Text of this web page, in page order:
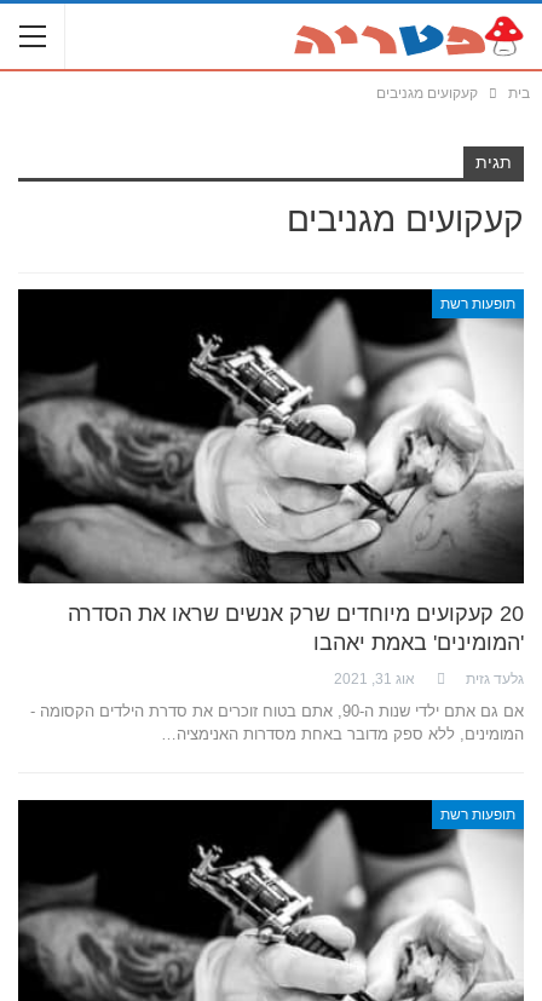
בית קעקועים מגניבים
תגית
קעקועים מגניבים
תופעות רשת
20 קעקועים מיוחדים שרק אנשים שראו את הסדרה
'המומינים' באמת יאהבו
גלעד גזית אוג 31, 2021
אם גם אתם ילדי שנות ה-90, אתם בטוח זוכרים את סדרת הילדים הקסומה -
המומינים, ללא ספק מדובר באחת מסדרות האנימציה…
תופעות רשת